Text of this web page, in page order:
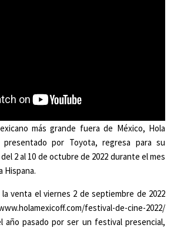
más grande fuera de México, Hola
presentado por Toyota, regresa para su
2 al 10 de octubre de 2022 durante el mes
Hispana.
venta el viernes 2 de septiembre de 2022
festival-de-cine-2022/
año pasado por ser un festival presencial,